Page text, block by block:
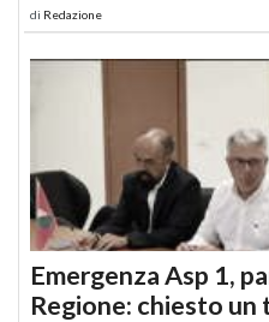
di Redazione
Emergenza Asp 1,
Regione: chiesto